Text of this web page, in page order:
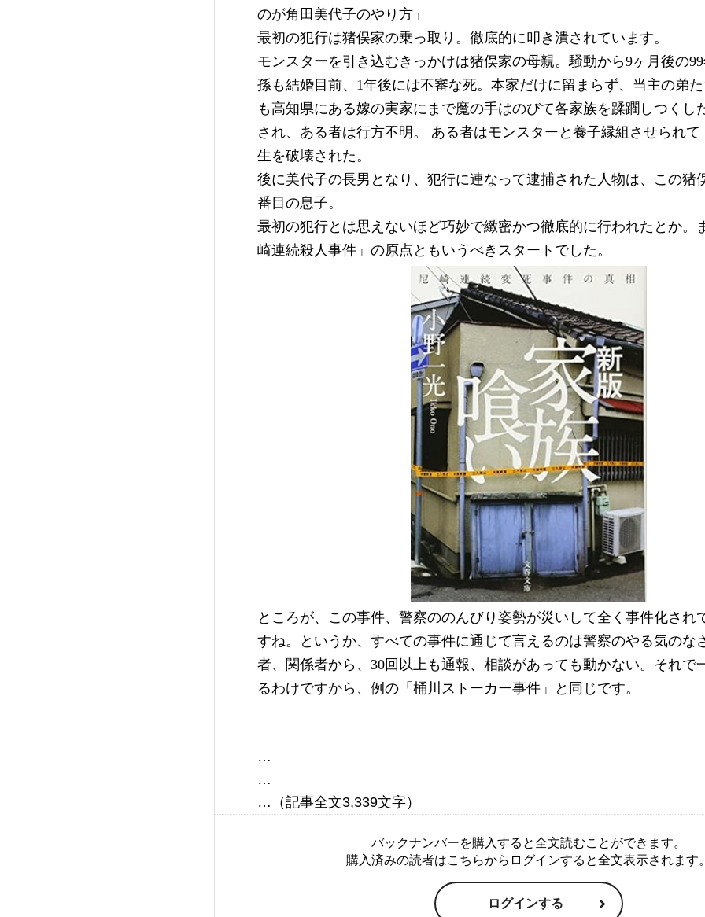
のが角田美代子のやり方」
最初の犯行は猪俣家の乗っ取り。徹底的に叩き潰されています。
モンスターを引き込むきっかけは猪俣家の母親。騒動から9ヶ月後の
孫も結婚目前、1年後には不審な死。本家だけに留まらず、当主の弟
も高知県にある嫁の実家にまで魔の手はのびて各家族を蹂躙しつくし
され、ある者は行方不明。 ある者はモンスターと養子縁組させられ
生を破壊された。
後に美代子の長男となり、犯行に連なって逮捕された人物は、この猪
番目の息子。
最初の犯行とは思えないほど巧妙で緻密かつ徹底的に行われたとか。
崎連続殺人事件」の原点ともいうべきスタートでした。
ところが、この事件、警察ののんびり姿勢が災いして全く事件化され
すね。というか、すべての事件に通じて言えるのは警察のやる気のな
者、関係者から、30回以上も通報、相談があっても動かない。それで
るわけですから、例の「桶川ストーカー事件」と同じです。
…
…
バックナンバーを購入すると全文読むことができます。
購入済みの読者はこちらからログインすると全文表示されます
ログインする